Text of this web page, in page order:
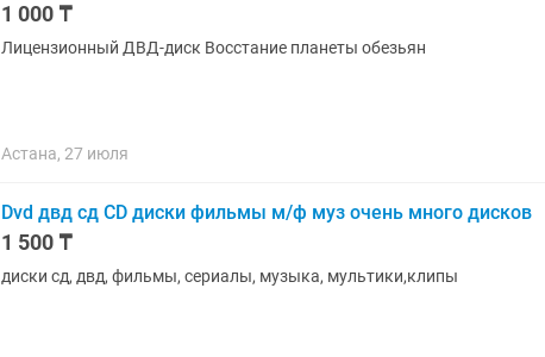
1 000 ₸
Лицензионный ДВД-диск Восстание планеты обезьян
Астана, 27 июля
Dvd двд сд CD диски фильмы м/ф муз очень много дисков
1 500 ₸
диски сд, двд, фильмы, сериалы, музыка, мультики,клипы